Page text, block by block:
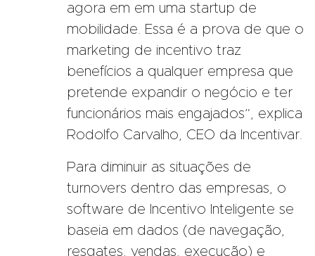
agora em em uma startup de
mobilidade. Essa é a prova de que o
marketing de incentivo traz
benefícios a qualquer empresa que
pretende expandir o negócio e ter
funcionários mais engajados”, explica
Rodolfo Carvalho, CEO da Incentivar.
Para diminuir as situações de
turnovers dentro das empresas, o
software de Incentivo Inteligente se
baseia em dados (de navegação,
resgates, vendas, execução) e